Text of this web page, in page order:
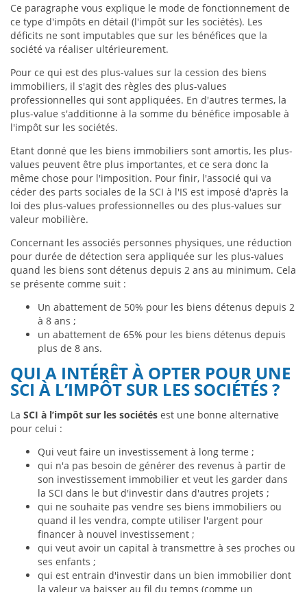
Ce paragraphe vous explique le mode de fonctionnement de
ce type d'impôts en détail (l'impôt sur les sociétés). Les
déficits ne sont imputables que sur les bénéfices que la
société va réaliser ultérieurement.
Pour ce qui est des plus-values sur la cession des biens
immobiliers, il s'agit des règles des plus-values
professionnelles qui sont appliquées. En d'autres termes, la
plus-value s'additionne à la somme du bénéfice imposable à
l'impôt sur les sociétés.
Etant donné que les biens immobiliers sont amortis, les plus-
values peuvent être plus importantes, et ce sera donc la
même chose pour l'imposition. Pour finir, l'associé qui va
céder des parts sociales de la SCI à l'IS est imposé d'après la
loi des plus-values professionnelles ou des plus-values sur
valeur mobilière.
Concernant les associés personnes physiques, une réduction
pour durée de détection sera appliquée sur les plus-values
quand les biens sont détenus depuis 2 ans au minimum. Cela
se présente comme suit :
Un abattement de 50% pour les biens détenus depuis 2
à 8 ans ;
un abattement de 65% pour les biens détenus depuis
plus de 8 ans.
QUI A INTÉRÊT À OPTER POUR UNE
SCI À L’IMPÔT SUR LES SOCIÉTÉS ?
La SCI à l’impôt sur les sociétés est une bonne alternative
pour celui :
Qui veut faire un investissement à long terme ;
qui n'a pas besoin de générer des revenus à partir de
son investissement immobilier et veut les garder dans
la SCI dans le but d'investir dans d'autres projets ;
qui ne souhaite pas vendre ses biens immobiliers ou
quand il les vendra, compte utiliser l'argent pour
financer à nouvel investissement ;
qui veut avoir un capital à transmettre à ses proches ou
ses enfants ;
qui est entrain d'investir dans un bien immobilier dont
la valeur va baisser au fil du temps (comme un